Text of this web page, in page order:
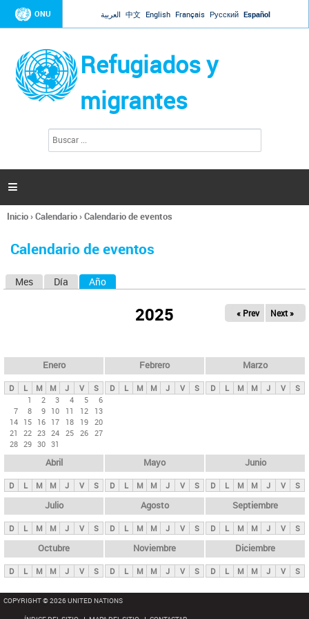
Jump to navigation
ONU العربية 中文 English Français Русский Español
Refugiados y
migrantes
l
d
s

Se
usted
Inicio›Calendario›Calendario de eventos
Calendario de eventos
s
p
n
i
p
a
l
s
Mes Día Año
2025 « Prev Next »
Enero
D L M M J V
S
1
2 3 4 5
6
7
8 9 10 11 12
13
14 15 16 17 18 19 20
21
22 23 24 25 26 27
28 29 30 31
Febrero
D L M M J V S
Marzo
D L M M J V S
Abril
D L M M J V S
Mayo
D L M M J V S
Junio
D L M M J V S
Julio
D L M M J V S
Agosto
D L M M J V S
Septiembre
D L M M J V S
Octubre
D L M M J V S
Noviembre
D L M M J V S
Diciembre
D L M M J V S
COPYRIGHT © 2026 UNITED NATIONS